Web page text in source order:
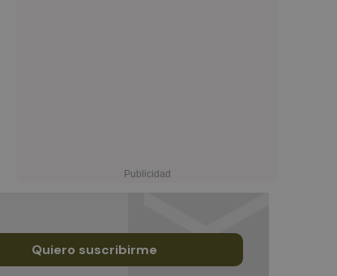
Quiero suscribirme